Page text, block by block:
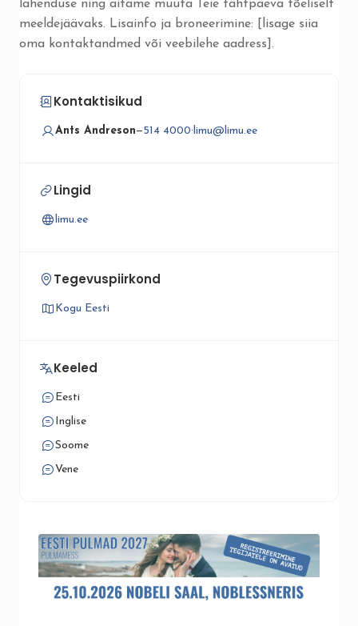
lahenduse ning aitame muuta Teie tähtpäeva tõeliselt
meeldejäävaks. Lisainfo ja broneerimine: [lisage siia
oma kontaktandmed või veebilehe aadress].
Kontaktisikud
Ants Andreson—514 4000· limu@limu.ee
Lingid
limu.ee
Tegevuspiirkond
Kogu Eesti
Keeled
Eesti
Inglise
Soome
Vene